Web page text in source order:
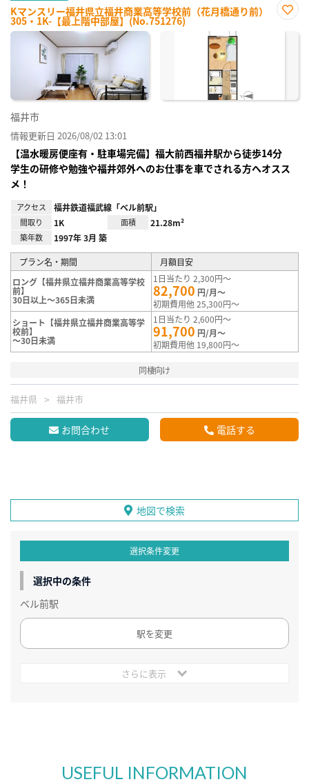
Kマンスリー福井県立福井商業高等学校前（花月橋通り前）
305・1K-【最上階中部屋】(No.751276)
に入
福井市
情報更新日 2026/08/02 13:01
【温水暖房便座有・駐車場完備】福大前西福井駅から徒歩14分
学生の研修や勉強や福井郊外へのお仕事を車でされる方へオスス
メ！
アクセス 福井鉄道福武線「ベル前駅」
間取り 1K 面積 21.28m²
築年数 1997年 3月 築
プラン名・期間
月額目安
ロング【福井県立福井商業高等学校
前】
30日以上～365日未満
1日当たり 2,300円～
82,700 円/月～
初期費用他 25,300円～
ショート【福井県立福井商業高等学
校前】
～30日未満
1日当たり 2,600円～
91,700 円/月～
初期費用他 19,800円～
同棲向け
福井県 福井市
お問合わせ 電話する
地図で検索
選択条件変更
選択中の条件
ベル前駅
駅を変更
さらに表示
USEFUL INFORMATION